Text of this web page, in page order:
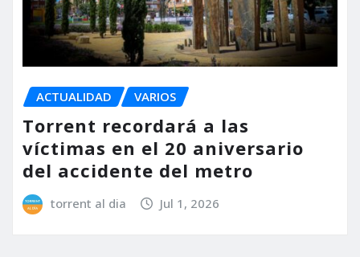
ACTUALIDAD VARIOS
Torrent recordará a las
víctimas en el 20 aniversario
del accidente del metro
torrent al dia Jul 1, 2026